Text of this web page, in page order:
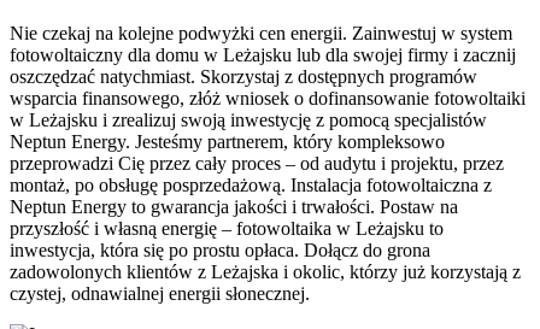
Nie czekaj na kolejne podwyżki cen energii. Zainwestuj w system
fotowoltaiczny dla domu w Leżajsku lub dla swojej firmy i zacznij
oszczędzać natychmiast. Skorzystaj z dostępnych programów
wsparcia finansowego, złóż wniosek o dofinansowanie fotowoltaiki
w Leżajsku i zrealizuj swoją inwestycję z pomocą specjalistów
Neptun Energy. Jesteśmy partnerem, który kompleksowo
przeprowadzi Cię przez cały proces – od audytu i projektu, przez
montaż, po obsługę posprzedażową. Instalacja fotowoltaiczna z
Neptun Energy to gwarancja jakości i trwałości. Postaw na
przyszłość i własną energię – fotowoltaika w Leżajsku to
inwestycja, która się po prostu opłaca. Dołącz do grona
zadowolonych klientów z Leżajska i okolic, którzy już korzystają z
czystej, odnawialnej energii słonecznej.